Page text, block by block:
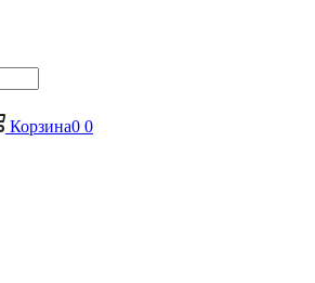
Корзина0 0